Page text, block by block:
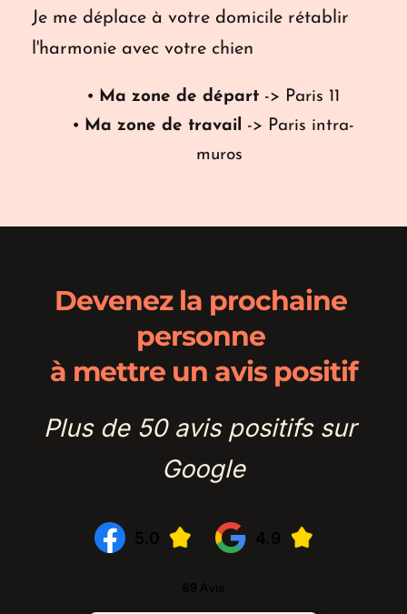
Je me déplace à votre domicile rétablir
l'harmonie avec votre chien
Ma zone de départ -> Paris 11
Ma zone de travail -> Paris intra-
muros
Devenez la prochaine
personne
à mettre un avis positif
Plus de 50 avis positifs sur
Google